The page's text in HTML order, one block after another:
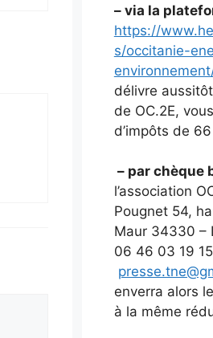
– via la
https://
s/occitanie-
délivre
de OC.2E,
d’impôts de 66
– par chèque
l’association
Pougnet 54,
Maur 34330 –
06 46 03 19
enverra alors
à la même